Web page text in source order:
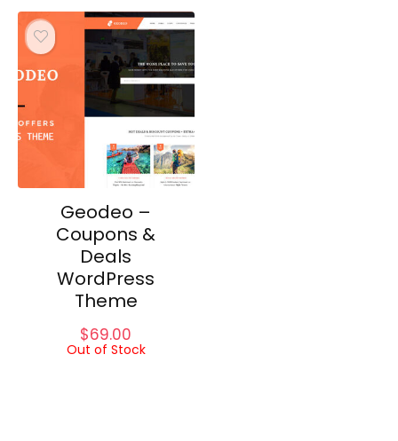
Geodeo –
Coupons &
Deals
WordPress
Theme
$69.00
Out of Stock